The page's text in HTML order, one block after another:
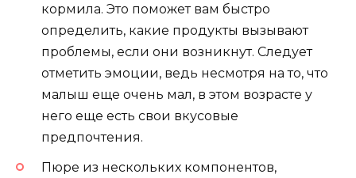
кормила. Это поможет вам быстро
определить, какие продукты вызывают
проблемы, если они возникнут. Следует
отметить эмоции, ведь несмотря на то, что
малыш еще очень мал, в этом возрасте у
него еще есть свои вкусовые
предпочтения.
Пюре из нескольких компонентов,